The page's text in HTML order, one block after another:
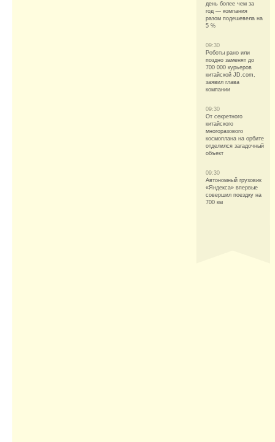
день более чем за
год — компания
разом подешевела на
5 %
09:30
Роботы рано или
поздно заменят до
700 000 курьеров
китайской JD.com,
заявил глава
компании
09:30
От секретного
китайского
многоразового
космоплана на орбите
отделился загадочный
объект
09:30
Автономный грузовик
«Яндекса» впервые
совершил поездку на
700 км